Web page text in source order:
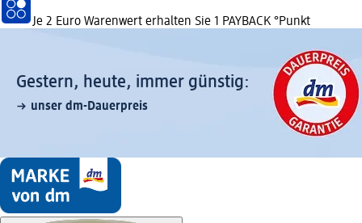
Je 2 Euro Warenwert erhalten Sie 1 PAYBACK °Punkt
Gestern, heute, immer günstig:
unser dm-Dauerpreis